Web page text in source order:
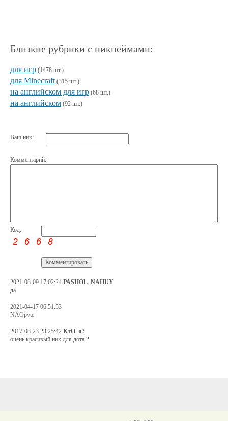
Близкие рубрики с никнеймами:
для игр (1478 шт.)
для Minecraft(315 шт.)
на английском для игр (68 шт.)
на английском (92 шт.)
Ваш ник:
Комментарий:
Код:
2021-08-09 17:02:24 PASHOL_NAHUY
да
2021-04-17 06:51:53
NAOpyte
2017-08-23 23:25:42 КтО_я?
очень красивый ник для дота 2